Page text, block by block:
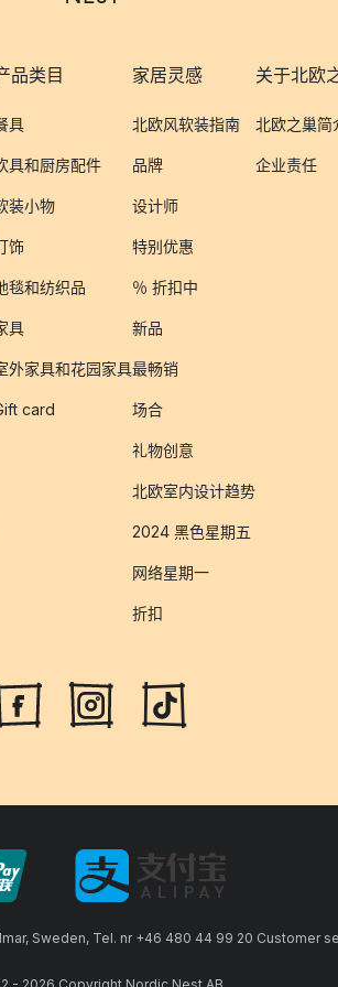
品类目
具
具和厨房配件
装小物
饰
毯和纺织品
具
外家具和花园家具
card
家居灵感
北欧风软装指南
品牌
设计师
特别优惠
％ 折扣中
新品
最畅销
场合
礼物创意
北欧室内设计趋势
2024 黑色星期五
网络星期一
折扣
关于北欧
北欧之巢简
企业责任
Sweden, Tel. nr +46 480 44 99 20 Customer